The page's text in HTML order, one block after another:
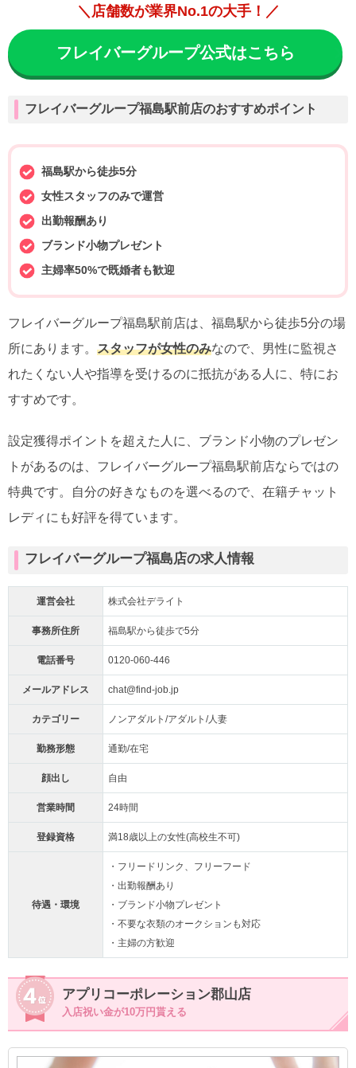
＼店舗数が業界No.1の大手！／
フレイバーグループ公式はこちら
フレイバーグループ福島駅前店のおすすめポイント
福島駅から徒歩5分
女性スタッフのみで運営
出勤報酬あり
ブランド小物プレゼント
主婦率50%で既婚者も歓迎
フレイバーグループ福島駅前店は、福島駅から徒歩5分の場
所にあります。 スタッフが女性のみなので、男性に監視さ
れたくない人や指導を受けるのに抵抗がある人に、特にお
すすめです。
設定獲得ポイントを超えた人に、ブランド小物のプレゼン
トがあるのは、フレイバーグループ福島駅前店ならではの
特典です。自分の好きなものを選べるので、在籍チャット
レディにも好評を得ています。
フレイバーグループ福島店の求人情報
運営会社 株式会社デライト
事務所住所 福島駅から徒歩で5分
電話番号 0120-060-446
メールアドレス chat@find-job.jp
カテゴリー ノンアダルト/アダルト/人妻
勤務形態 通勤/在宅
顔出し 自由
営業時間 24時間
登録資格 満18歳以上の女性(高校生不可)
待遇・環境
・フリードリンク、フリーフード
・出勤報酬あり
・ブランド小物プレゼント
・不要な衣類のオークションも対応
・主婦の方歓迎
アプリコーポレーション郡山店
入店祝い金が10万円貰える